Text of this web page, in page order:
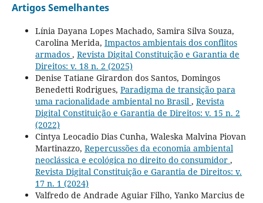
Artigos Semelhantes
Línia Dayana Lopes Machado, Samira Silva Souza,
Carolina Merida, Impactos ambientais dos conflitos
armados , Revista Digital Constituição e Garantia de
Direitos: v. 18 n. 2 (2025)
Denise Tatiane Girardon dos Santos, Domingos
Benedetti Rodrigues, Paradigma de transição para
uma racionalidade ambiental no Brasil , Revista
Digital Constituição e Garantia de Direitos: v. 15 n. 2
(2022)
Cintya Leocadio Dias Cunha, Waleska Malvina Piovan
Martinazzo, Repercussões da economia ambiental
neoclássica e ecológica no direito do consumidor ,
Revista Digital Constituição e Garantia de Direitos: v.
17 n. 1 (2024)
Valfredo de Andrade Aguiar Filho, Yanko Marcius de